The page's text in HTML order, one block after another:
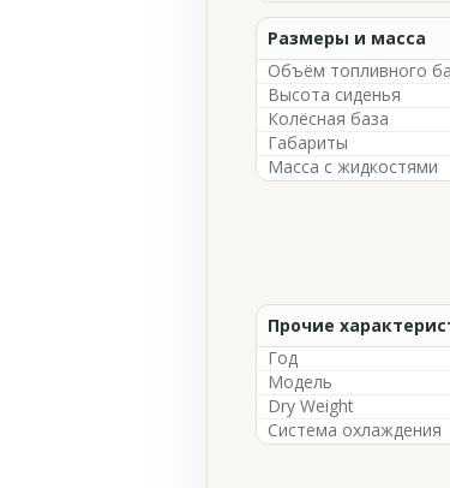
Размеры и масса
Объём топливного
Высота сиденья
Колёсная база
Габариты
Масса с жидкостями
Прочие
Год
Модель
Dry Weight
Система охлаждения